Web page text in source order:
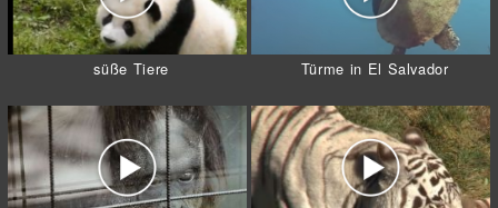
süße Tiere Türme in El Salvador